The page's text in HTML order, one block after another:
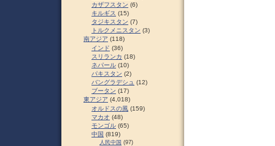
カザフスタン (6)
キルギス (15)
タジキスタン (7)
トルクメニスタン (3)
南アジア (118)
インド (36)
スリランカ (18)
ネパール (10)
パキスタン (2)
バングラデシュ (12)
ブータン (17)
東アジア (4,018)
オルドスの風 (159)
マカオ (48)
モンゴル (65)
中国 (819)
人民中国 (97)